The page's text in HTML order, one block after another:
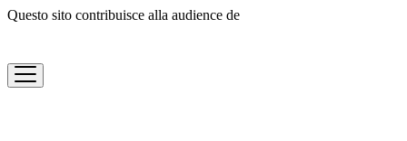
Questo sito contribuisce alla audience de